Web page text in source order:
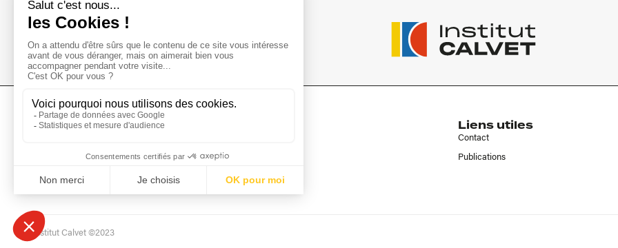
L'Institut Calvet
Collections
Musées & Bibliothèques
Prêts et dépôts
Liens utiles
Contact
Publications
L'institut Calvet ©2023